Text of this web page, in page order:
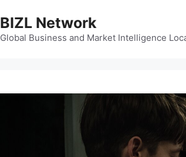
BIZL Network
Global Business and Market Intelligence